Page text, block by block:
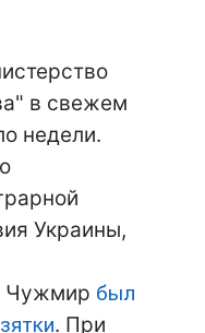
в свежем
недели.
Украины,
Чужмир был
. При